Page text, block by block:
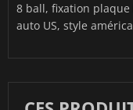
8 ball, fixation
auto US, style